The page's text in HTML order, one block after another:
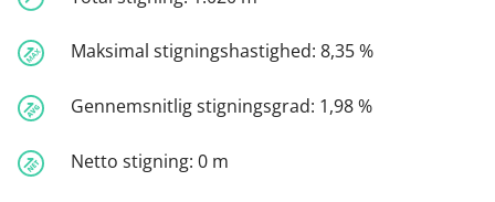
Maksimal stigningshastighed: 8,35 %
Gennemsnitlig stigningsgrad: 1,98 %
Netto stigning: 0 m